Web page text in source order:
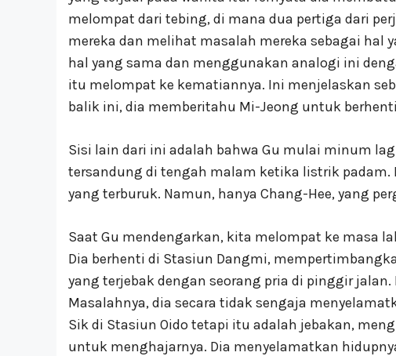
melompat dari tebing, di mana dua pertiga dari
mereka dan melihat masalah mereka sebagai hal
hal yang sama dan menggunakan analogi ini
itu melompat ke kematiannya. Ini menjelaskan
balik ini, dia memberitahu Mi-Jeong untuk
Sisi lain dari ini adalah bahwa Gu mulai minum
tersandung di tengah malam ketika listrik
yang terburuk. Namun, hanya Chang-Hee, yang
Saat Gu mendengarkan, kita melompat ke masa
Dia berhenti di Stasiun Dangmi,
yang terjebak dengan seorang pria di pinggir
Masalahnya, dia secara tidak sengaja
Sik di Stasiun Oido tetapi itu adalah jebakan,
untuk menghajarnya. Dia menyelamatkan